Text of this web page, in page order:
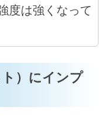
度は強くなって
）にインプ